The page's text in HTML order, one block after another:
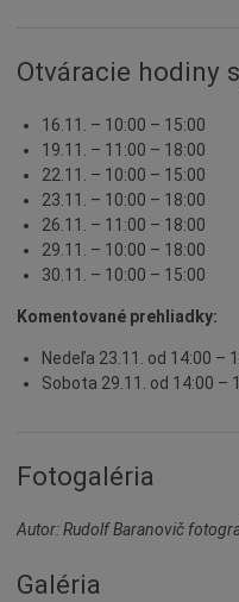
Otváracie hodiny
16.11. – 10:00 – 15:00
19.11. – 11:00 – 18:00
22.11. – 10:00 – 15:00
23.11. – 10:00 – 18:00
26.11. – 11:00 – 18:00
29.11. – 10:00 – 18:00
30.11. – 10:00 – 15:00
Komentované prehliadky:
Nedeľa 23.11. od 14:00 –
Sobota 29.11. od 14:00 –
Fotogaléria
Autor: Rudolf Baranovič
Galéria